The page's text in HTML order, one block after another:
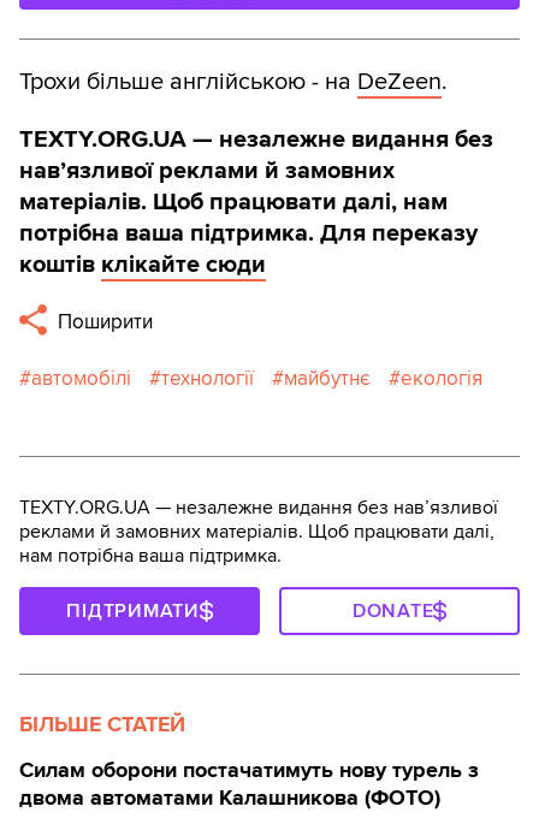
Трохи більше англійською - на DeZeen.
TEXTY.ORG.UA — незалежне видання без
навʼязливої реклами й замовних
матеріалів. Щоб працювати далі, нам
потрібна ваша підтримка. Для переказу
коштів клікайте сюди
Поширити
автомобілі технології майбутнє екологія
TEXTY.ORG.UA — незалежне видання без навʼязливої
реклами й замовних матеріалів. Щоб працювати далі,
нам потрібна ваша підтримка.
ПІДТРИМАТИ DONATE
БІЛЬШЕ СТАТЕЙ
Силам оборони постачатимуть нову турель з
двома автоматами Калашникова (ФОТО)